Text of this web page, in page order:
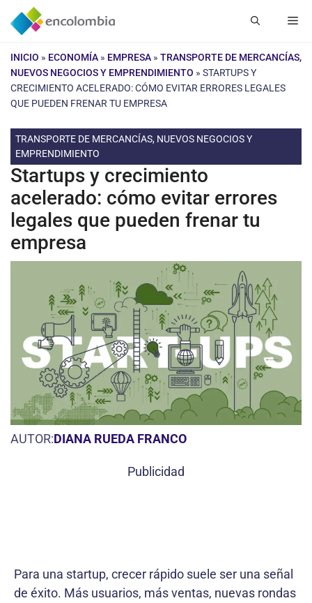
Saltar
INICIO » ECONOMÍA » EMPRESA » TRANSPORTE DE MERCANCÍAS,
NUEVOS NEGOCIOS Y EMPRENDIMIENTO » STARTUPS Y
CRECIMIENTO ACELERADO: CÓMO EVITAR ERRORES LEGALES
QUE PUEDEN FRENAR TU EMPRESA
TRANSPORTE DE MERCANCÍAS, NUEVOS NEGOCIOS Y
EMPRENDIMIENTO
Startups y crecimiento
acelerado: cómo evitar errores
legales que pueden frenar tu
empresa
AUTOR:DIANA RUEDA FRANCO
Publicidad
Para una startup, crecer rápido suele ser una señal
de éxito. Más usuarios, más ventas, nuevas rondas